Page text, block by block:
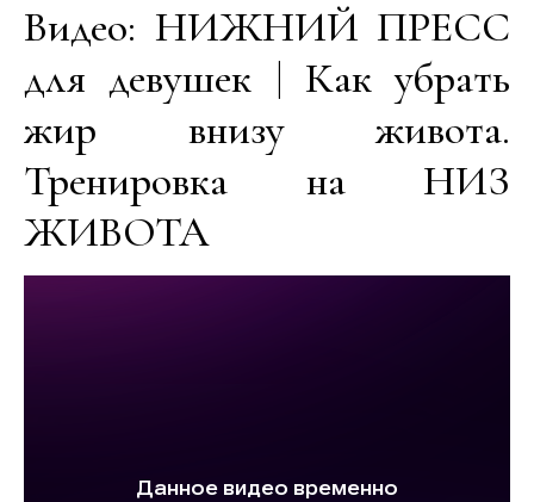
Видео: НИЖНИЙ ПРЕСС
для девушек | Как убрать
жир внизу живота.
Тренировка на НИЗ
ЖИВОТА